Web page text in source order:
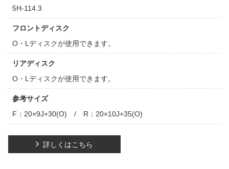
5H-114.3
フロントディスク
O・Lディスクが使用できます。
リアディスク
O・Lディスクが使用できます。
参考サイズ
F：20×9J+30(O) / R：20×10J+35(O)
詳しくはこちら